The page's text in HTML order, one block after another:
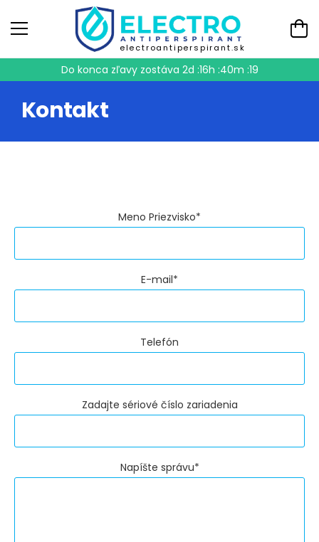
electroantiperspirant.sk
Do konca zľavy zostáva 2d :16h :40m :19
Kontakt
Meno Priezvisko*
E-mail*
Telefón
Zadajte sériové číslo zariadenia
Napíšte správu*